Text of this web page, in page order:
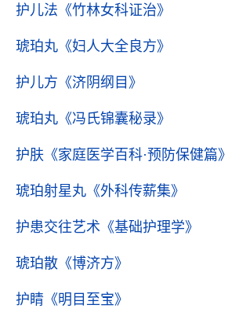
护儿法 《竹林女科证治》
琥珀丸 《妇人大全良方》
护儿方 《济阴纲目》
琥珀丸 《冯氏锦囊秘录》
护肤 《家庭医学百科·预防保健篇》
琥珀射星丸 《外科传薪集》
护患交往艺术 《基础护理学》
琥珀散 《博济方》
护睛 《明目至宝》